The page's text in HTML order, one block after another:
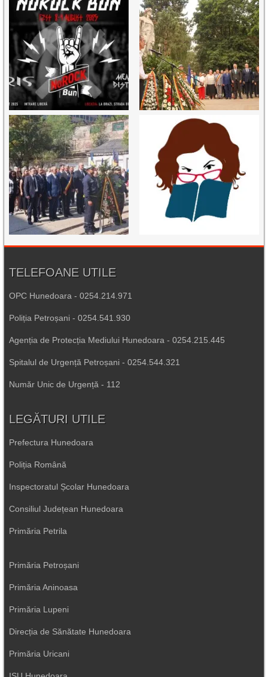
TELEFOANE UTILE
OPC Hunedoara - 0254.214.971
Poliția Petroșani - 0254.541.930
Agenția de Protecția Mediului Hunedoara - 0254.215.445
Spitalul de Urgență Petroșani - 0254.544.321
Număr Unic de Urgență - 112
LEGĂTURI UTILE
Prefectura Hunedoara
Poliția Română
Inspectoratul Școlar Hunedoara
Consiliul Județean Hunedoara
Primăria Petrila
Primăria Petroșani
Primăria Aninoasa
Primăria Lupeni
Direcția de Sănătate Hunedoara
Primăria Uricani